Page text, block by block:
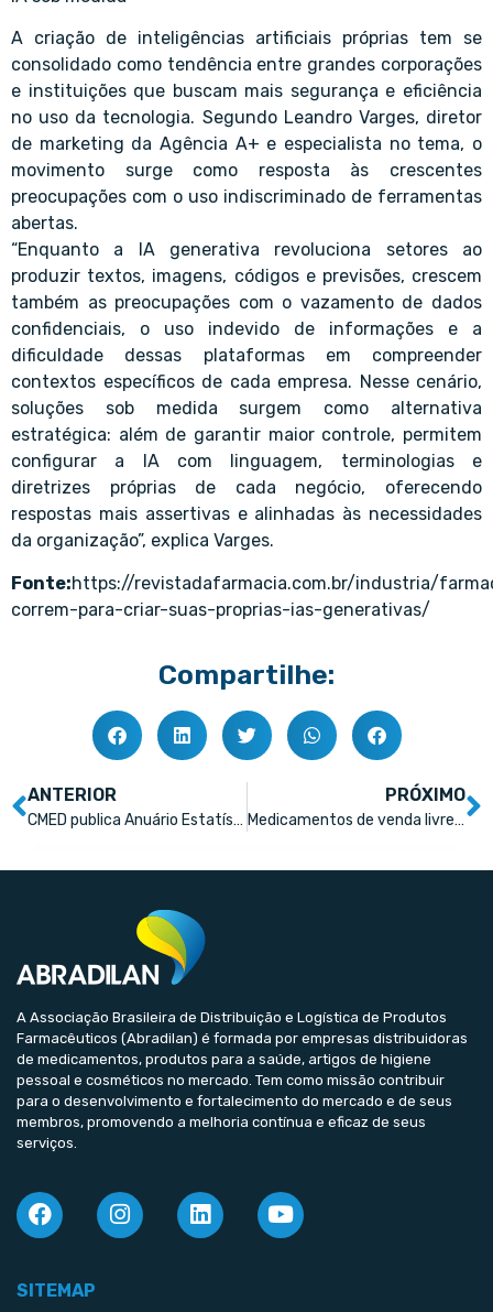
A criação de inteligências artificiais próprias tem se
consolidado como tendência entre grandes corporações
e instituições que buscam mais segurança e eficiência
no uso da tecnologia. Segundo Leandro Varges, diretor
de marketing da Agência A+ e especialista no tema, o
movimento surge como resposta às crescentes
preocupações com o uso indiscriminado de ferramentas
abertas.
“Enquanto a IA generativa revoluciona setores ao
produzir textos, imagens, códigos e previsões, crescem
também as preocupações com o vazamento de dados
confidenciais, o uso indevido de informações e a
dificuldade dessas plataformas em compreender
contextos específicos de cada empresa. Nesse cenário,
soluções sob medida surgem como alternativa
estratégica: além de garantir maior controle, permitem
configurar a IA com linguagem, terminologias e
diretrizes próprias de cada negócio, oferecendo
respostas mais assertivas e alinhadas às necessidades
da organização”, explica Varges.
Fonte:https://revistadafarmacia.com.br/industria/
correm-para-criar-suas-proprias-ias-generativas/
Compartilhe:
ANTERIOR
CMED publica Anuário Estatístico do Mercado Farmacêutico 2024
PRÓXIMO
Medicamentos de venda livre funcionam para a depressão?
A Associação Brasileira de Distribuição e Logística de Produtos
Farmacêuticos (Abradilan) é formada por empresas distribuidoras
de medicamentos, produtos para a saúde, artigos de higiene
pessoal e cosméticos no mercado. Tem como missão contribuir
para o desenvolvimento e fortalecimento do mercado e de seus
membros, promovendo a melhoria contínua e eficaz de seus
serviços.
SITEMAP